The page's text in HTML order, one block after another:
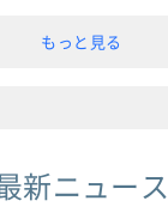
もっと見る
新ニュース